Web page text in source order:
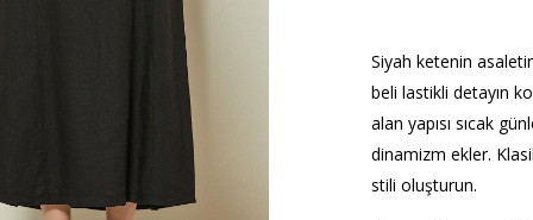
Siyah ketenin
beli lastikli detayın
alan yapısı sıcak
dinamizm ekler.
stili oluşturun.